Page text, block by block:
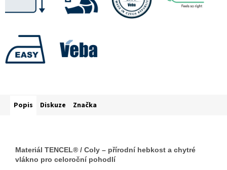
Popis Diskuze Značka
Materiál TENCEL® / Coly – přírodní hebkost a chytré
vlákno pro celoroční pohodlí